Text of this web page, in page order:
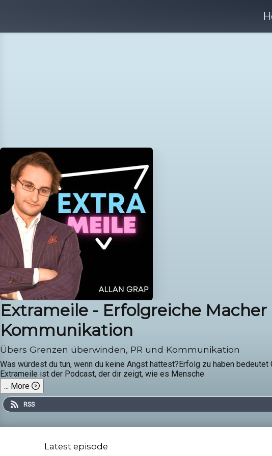
Extrameile - Erfolgreiche Macher
Kommunikation
Übers Grenzen überwinden, PR und Kommunikation
Was würdest du tun, wenn du keine Angst hättest?Erfolg zu haben
Extrameile ist der Podcast, der dir zeigt, wie es Mensche
... More
RSS
Latest episode